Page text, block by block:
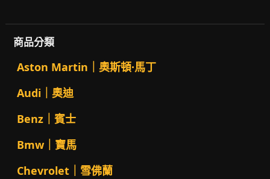
商品分類
Aston Martin｜奧斯頓·馬丁
Audi｜奧迪
Benz｜賓士
Bmw｜寶馬
Chevrolet｜雪佛蘭